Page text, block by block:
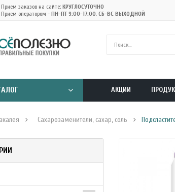
Прием заказов на сайте: КРУГЛОСУТОЧНО
Прием оператором - ПН-ПТ 9:00-17:00, СБ-ВС ВЫХОДНОЙ
АКЦИИ
Сахарозаменители, сахар, соль